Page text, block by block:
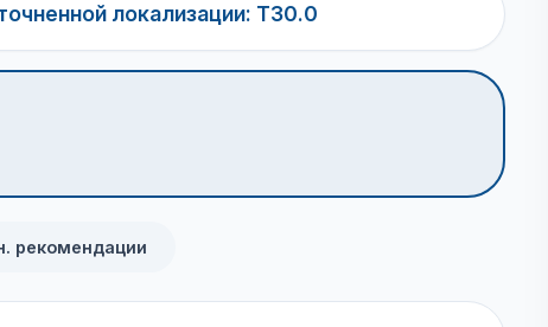
локализации: T30.0
рекомендации